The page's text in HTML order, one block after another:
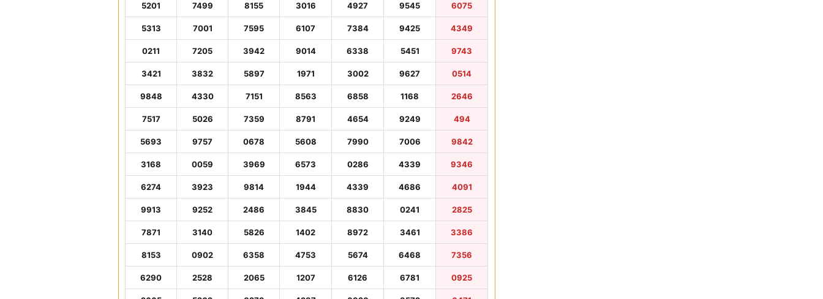
5201 7499 8155 3016 4927 9545 6075
5313 7001 7595 6107 7384 9425 4349
0211 7205 3942 9014 6338 5451 9743
3421 3832 5897 1971 3002 9627 0514
9848 4330 7151 8563 6858 1168 2646
7517 5026 7359 8791 4654 9249 494
5693 9757 0678 5608 7990 7006 9842
3168 0059 3969 6573 0286 4339 9346
6274 3923 9814 1944 4339 4686 4091
9913 9252 2486 3845 8830 0241 2825
7871 3140 5826 1402 8972 3461 3386
8153 0902 6358 4753 5674 6468 7356
6290 2528 2065 1207 6126 6781 0925